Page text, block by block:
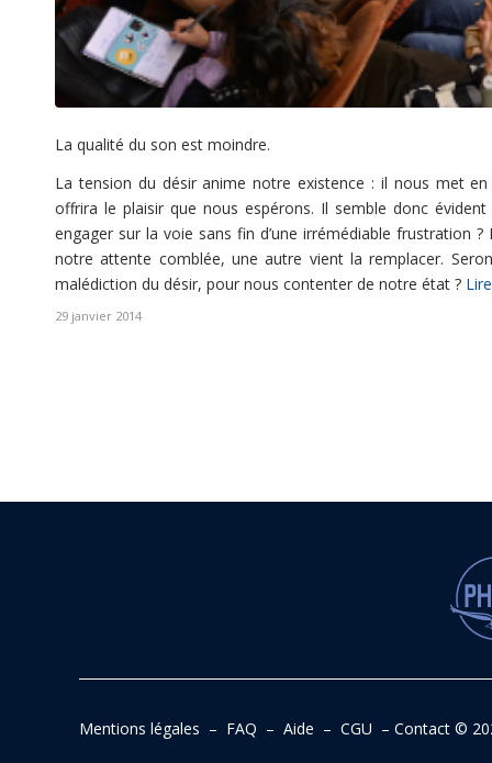
La qualité du son est moindre.
La tension du désir anime notre existence : il nous met
offrira le plaisir que nous espérons. Il semble donc
engager sur la voie sans fin d’une irrémédiable frustration
notre attente comblée, une autre vient la remplacer.
malédiction du désir, pour nous contenter de notre état ?
29 janvier 2014
Mentions légales – FAQ – Aide – CGU – Contact©